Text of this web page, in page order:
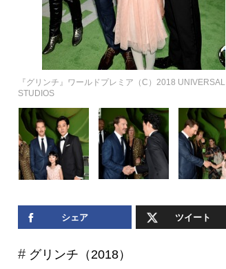
『グリンチ』ワールドプレミア（C）2018 UNIVERSAL
STUDIOS
シェア ツイート
グリンチ（2018）